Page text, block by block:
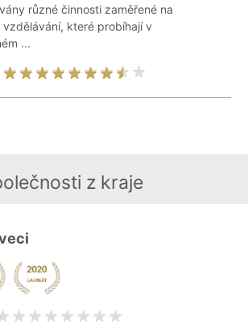
různé činnosti zaměřené na
vzdělávání, které probíhají v
...
z kraje